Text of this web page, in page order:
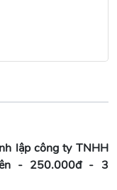
lập công ty TNHH
- 250.000đ - 3